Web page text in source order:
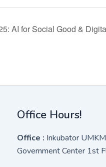
AI for Social Good &
Office Hours!
Office : Inkubator
Government Center 1st